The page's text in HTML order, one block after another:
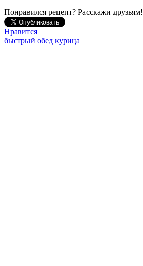
Понравился рецепт? Расскажи друзьям!
Нравится
быстрый обед курица